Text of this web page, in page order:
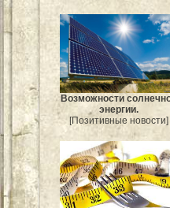
Возможности
энергии.
[Позитивные новости]